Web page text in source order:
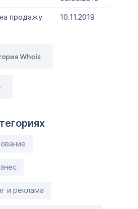
продажу
10.11.2019
Whois
и реклама